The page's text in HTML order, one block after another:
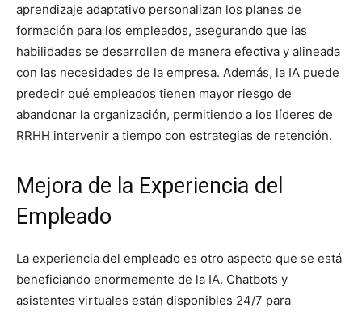
aprendizaje adaptativo personalizan los planes de
formación para los empleados, asegurando que las
habilidades se desarrollen de manera efectiva y alineada
con las necesidades de la empresa. Además, la IA puede
predecir qué empleados tienen mayor riesgo de
abandonar la organización, permitiendo a los líderes de
RRHH intervenir a tiempo con estrategias de retención.
Mejora de la Experiencia del
Empleado
La experiencia del empleado es otro aspecto que se está
beneficiando enormemente de la IA. Chatbots y
asistentes virtuales están disponibles 24/7 para